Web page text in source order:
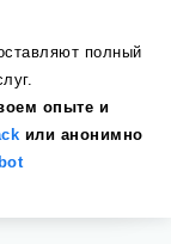
полный
опыте и
или анонимно